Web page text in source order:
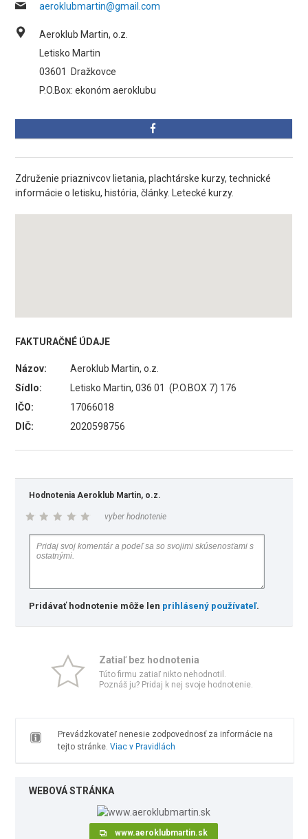
aeroklubmartin@gmail.com
Aeroklub Martin, o.z.
Letisko Martin
03601
Dražkovce
P.O.Box: ekonóm aeroklubu
Združenie priaznivcov lietania, plachtárske kurzy, technické
informácie o letisku, história, články. Letecké kurzy.
FAKTURAČNÉ ÚDAJE
Názov:
Aeroklub Martin, o.z.
Sídlo:
Letisko Martin, 036 01 (P.O.BOX 7) 176
IČO:
17066018
DIČ:
2020598756
Hodnotenia Aeroklub Martin, o.z.
vyber hodnotenie
Pridávať hodnotenie môže len prihlásený používateľ.
Zatiaľ bez hodnotenia
Túto firmu zatiaľ nikto nehodnotil.
Poznáš ju? Pridaj k nej svoje hodnotenie.
Prevádzkovateľ nenesie zodpovednosť za informácie na
tejto stránke. Viac v Pravidlách
WEBOVÁ STRÁNKA
www.aeroklubmartin.sk